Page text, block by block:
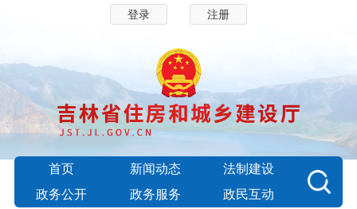
登录 注册
首页 新闻动态
法制建设
政务公开
政务服务 政民互动